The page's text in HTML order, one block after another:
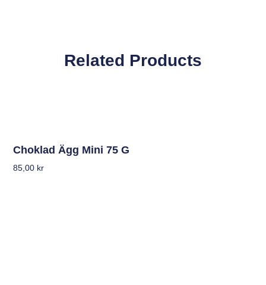
Related Products
Choklad Ägg Mini 75 G
85,00 kr